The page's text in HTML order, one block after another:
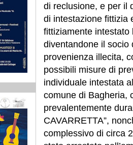
di reclusione, e per il
di intestazione fittizia
fittiziamente intestato
diventandone il socio
provenienza illecita,
possibili misure di
individuale intestata
comune di Bagheria,
prevalentemente
CAVARRETTA”,
complessivo di circa